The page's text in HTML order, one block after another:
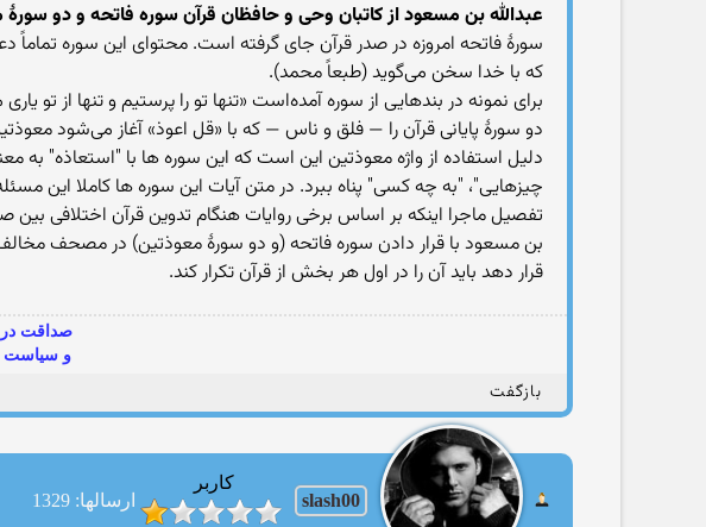
عبدالله بن مسعود از کاتبان وحی و حافظان قرآن سوره فاتحه و دو
سورهٔ فاتحه امروزه در صدر قرآن جای گرفته‌ است. محتوای این سوره
که با خدا سخن می‌گوید (طبعاً محمد).
برای نمونه در بندهایی از سوره آمده‌است «تنها تو را پرستیم و تنها از تو
دو سورهٔ پایانی قرآن را — فلق و ناس — که با «قل اعوذ» آغاز می‌شود
دلیل استفاده از واژه معوذتین این است که این سوره ها با "استعاذه"
چیزهایی"، "به چه کسی" پناه ببرد. در متن آیات این سوره ها کاملا این
تفصیل ماجرا اینکه بر اساس برخی روایات هنگام تدوین قرآن اختلافی بین
بن مسعود با قرار دادن سوره فاتحه (و دو سورهٔ معوذتین) در مصحف
قرار دهد باید آن را در اول هر بخش از قرآن تکرار کند.
صداقت
و سیاست
بازگفت
slash00
کاربر
ارسالها: 1329